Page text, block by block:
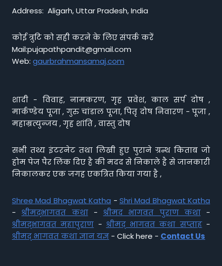
Address: Aligarh, Uttar Pradesh, India
कोई त्रुटि को सही करने के लिए संपर्क करें
Mail:pujapathpandit@gmail.com
Web: gaurbrahmansamaj.com
शादी - विवाह, नामकरण, गृह प्रवेश, काल सर्प दोष ,
मार्कण्डेय पूजा , गुरु चांडाल पूजा, पितृ दोष निवारण - पूजा ,
महाम्रत्युन्जय , गृह शांति , वास्तु दोष
सभी तथ्य इंटरनेट तथा लिखी हुए पुराने ग्रन्थ किताब जो
होम पेज पैर लिंक दिए है की मदद से निकाले है से जानकारी
निकालकर एक जगह एकत्रित किया गया है ,
Shree Mad Bhagwat Katha - Shri Mad Bhagwat Katha
- श्रीमद्भागवत कथा- श्रीमद भागवत पुराण कथा-
श्रीमद्भागवत महापुराण - श्रीमद् भागवत कथा सप्ताह-
श्रीमद् भागवत कथा ज्ञान यज्ञ - Click here - Contact Us